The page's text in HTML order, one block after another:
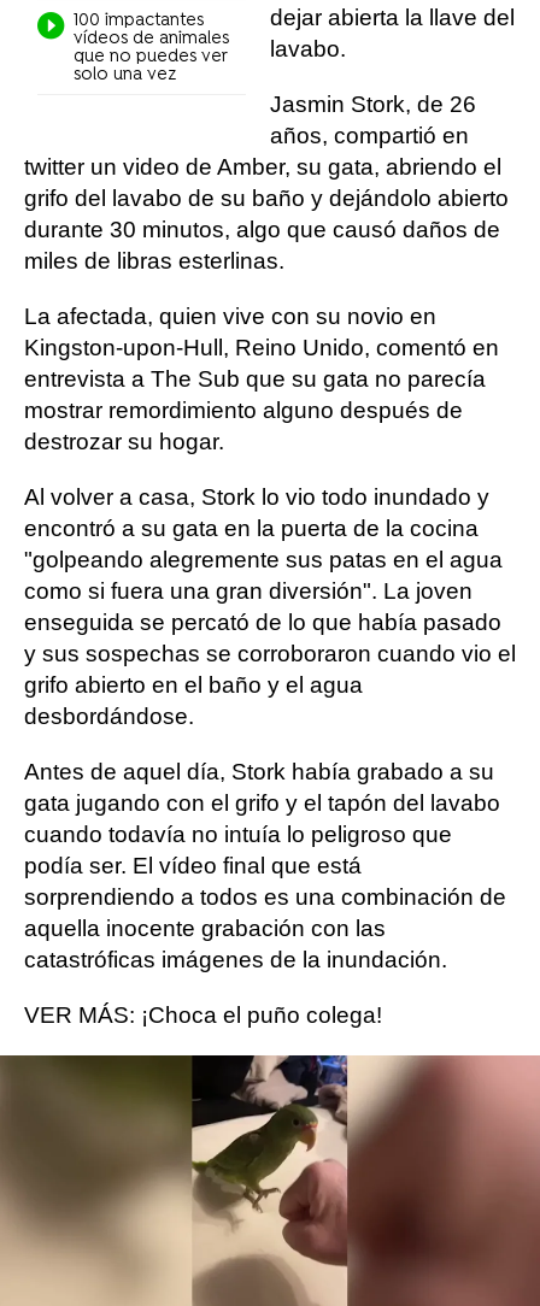
100 impactantes
vídeos de animales
que no puedes ver
solo una vez
dejar abierta la llave del
lavabo.
Jasmin Stork, de 26
años, compartió en
twitter un video de Amber, su gata, abriendo el
grifo del lavabo de su baño y dejándolo abierto
durante 30 minutos, algo que causó daños de
miles de libras esterlinas.
La afectada, quien vive con su novio en
Kingston-upon-Hull, Reino Unido, comentó en
entrevista a The Sub que su gata no parecía
mostrar remordimiento alguno después de
destrozar su hogar.
Al volver a casa, Stork lo vio todo inundado y
encontró a su gata en la puerta de la cocina
"golpeando alegremente sus patas en el agua
como si fuera una gran diversión". La joven
enseguida se percató de lo que había pasado
y sus sospechas se corroboraron cuando vio el
grifo abierto en el baño y el agua
desbordándose.
Antes de aquel día, Stork había grabado a su
gata jugando con el grifo y el tapón del lavabo
cuando todavía no intuía lo peligroso que
podía ser. El vídeo final que está
sorprendiendo a todos es una combinación de
aquella inocente grabación con las
catastróficas imágenes de la inundación.
VER MÁS: ¡Choca el puño colega!
Twitter